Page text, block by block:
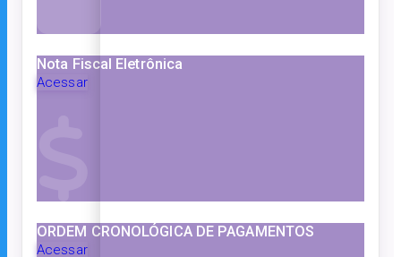
Nota Fiscal Eletrônica
Acessar
ORDEM CRONOLÓGICA DE PAGAMENTOS
Acessar